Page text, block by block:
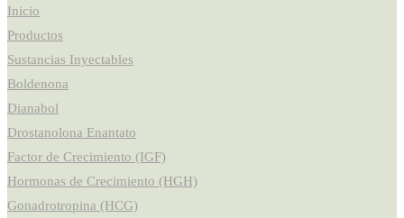
Inicio
Productos
Sustancias Inyectables
Boldenona
Dianabol
Drostanolona Enantato
Factor de Crecimiento (IGF)
Hormonas de Crecimiento (HGH)
Gonadrotropina (HCG)